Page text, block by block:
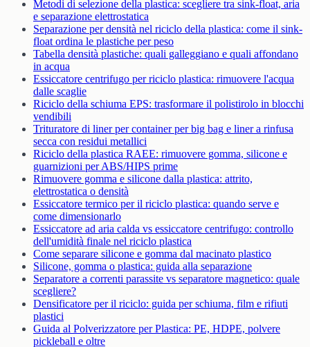
Metodi di selezione della plastica: scegliere tra sink-float, aria
e separazione elettrostatica
Separazione per densità nel riciclo della plastica: come il sink-
float ordina le plastiche per peso
Tabella densità plastiche: quali galleggiano e quali affondano
in acqua
Essiccatore centrifugo per riciclo plastica: rimuovere l'acqua
dalle scaglie
Riciclo della schiuma EPS: trasformare il polistirolo in blocchi
vendibili
Trituratore di liner per container per big bag e liner a rinfusa
secca con residui metallici
Riciclo della plastica RAEE: rimuovere gomma, silicone e
guarnizioni per ABS/HIPS prime
Rimuovere gomma e silicone dalla plastica: attrito,
elettrostatica o densità
Essiccatore termico per il riciclo plastica: quando serve e
come dimensionarlo
Essiccatore ad aria calda vs essiccatore centrifugo: controllo
dell'umidità finale nel riciclo plastica
Come separare silicone e gomma dal macinato plastico
Silicone, gomma o plastica: guida alla separazione
Separatore a correnti parassite vs separatore magnetico: quale
scegliere?
Densificatore per il riciclo: guida per schiuma, film e rifiuti
plastici
Guida al Polverizzatore per Plastica: PE, HDPE, polvere
pickleball e oltre